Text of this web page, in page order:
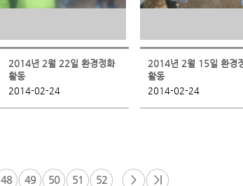
2014년 2월 22일 환경정화
활동
2014-02-24
2014년 2월 15일 환경
활동
2014-02-24
48 49 50 51 52 > >|